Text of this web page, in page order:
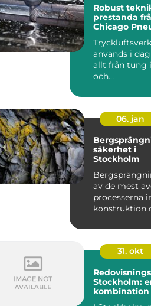
Robust
prestanda
Chicago
används i
allt från tung
och
till...
06. jan
säkerhet i
Stockholm
av de mest
processerna
konstruktion
31. okt
Stockholm:
kombination